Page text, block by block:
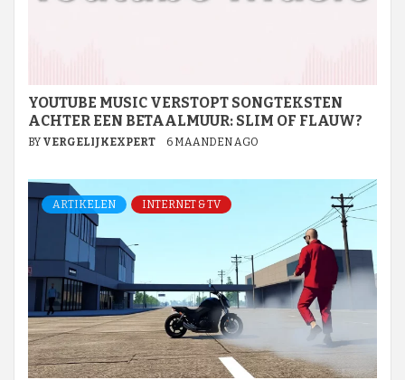
YOUTUBE MUSIC VERSTOPT SONGTEKSTEN
ACHTER EEN BETAALMUUR: SLIM OF FLAUW?
BY VERGELIJKEXPERT 6 MAANDEN AGO
ARTIKELEN INTERNET & TV